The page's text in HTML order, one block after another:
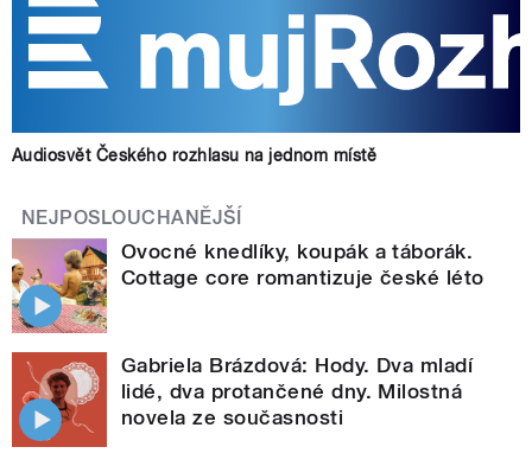
Audiosvět Českého rozhlasu na jednom místě
NEJPOSLOUCHANĚJŠÍ
Ovocné knedlíky, koupák a táborák.
Cottage core romantizuje české léto
Gabriela Brázdová: Hody. Dva mladí
lidé, dva protančené dny. Milostná
novela ze současnosti